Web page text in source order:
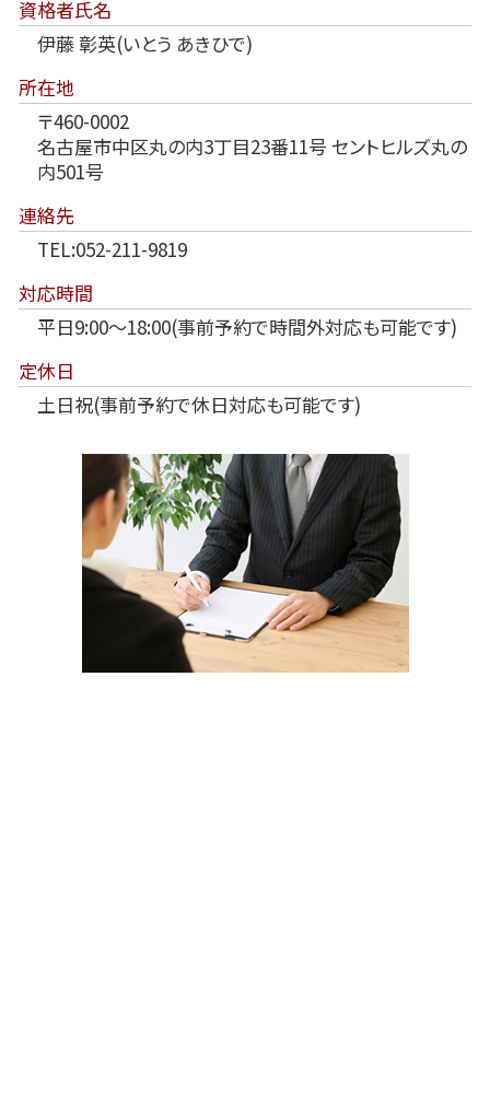
資格者氏名
伊藤 彰英(いとう あきひで)
所在地
〒460-0002
名古屋市中区丸の内3丁目23番11号 セントヒルズ丸の
内501号
連絡先
TEL:052-211-9819
対応時間
平日9:00～18:00(事前予約で時間外対応も可能です)
定休日
土日祝(事前予約で休日対応も可能です)